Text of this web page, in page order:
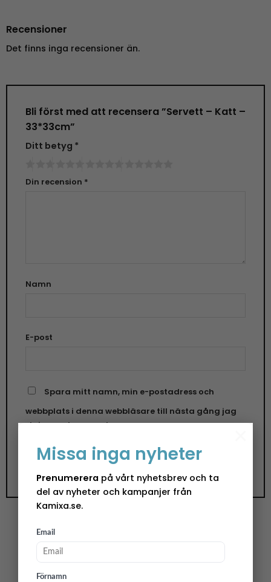
Missa inga nyheter
Prenumerera på vårt nyhetsbrev och ta
del av nyheter och kampanjer från
Kamixa.se.
Email
Förnamn
Recensioner
Det finns inga recensioner än.
Bli först med att recensera ”Servett – Katt –
33*33cm”
Ditt betyg *
Din recension *
Namn
E-post
Spara mitt namn, min e-postadress och
webbplats i denna webbläsare till nästa gång jag
skriver en kommentar.
Lunchservetter
Hönan har en härlig tyngd och sätter guldkant